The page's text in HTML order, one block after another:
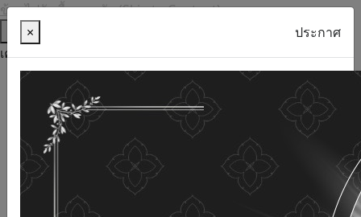
ข้ามไปยังเนื้อหาหลัก (Skip to Content)
ช่วยเหลือ
เครื่องมือการเข้าถึง
ภาษาไทย
ภาษาอังกฤษ
เพิ่มขนาดตัวอักษร
ลดขนาดตัวอักษร
ขนาดตัวอักษรปกติ
ความคมชัดสูง
ความคมชัดเชิงลบ
ความคมชัดปกติ
× ประกาศ